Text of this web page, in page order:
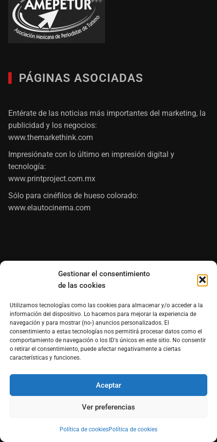
Gestionar el consentimiento
de las cookies
Utilizamos tecnologías como las cookies para almacenar y/o acceder a la
información del dispositivo. Lo hacemos para mejorar la experiencia de
navegación y para mostrar (no-) anuncios personalizados. El
consentimiento a estas tecnologías nos permitirá procesar datos como el
comportamiento de navegación o los ID's únicos en este sitio. No consentir
o retirar el consentimiento, puede afectar negativamente a ciertas
características y funciones.
Aceptar
Ver preferencias
Política de cookiesPolítica de cookies
PÁGINAS ASOCIADAS
Entérate de las noticias más importantes del marketing, la
publicidad y los negocios:
www.themarkethink.com
Impresiónate con lo último en impresión digital y
tecnología:
www.printproject.com.mx
Sólo para cinéfilos de hueso colorado:
www.elautocinema.com